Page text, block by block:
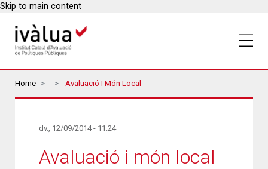
Skip to main content
Breadcrumbs
Home Avaluació I Món Local
dv., 12/09/2014 - 11:24
Avaluació i món local